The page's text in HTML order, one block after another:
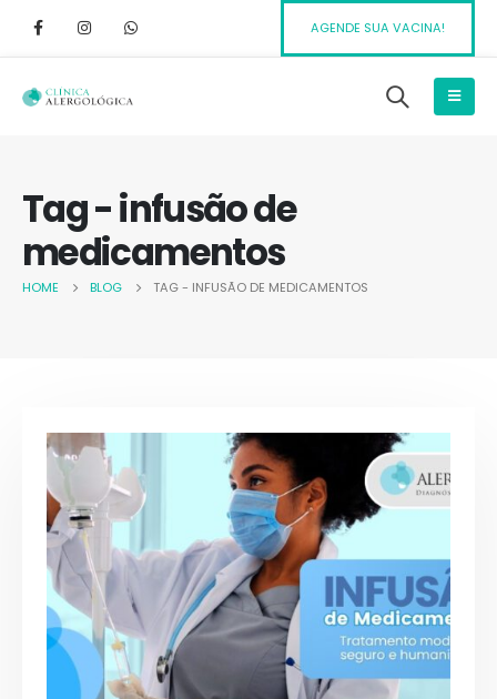
AGENDE SUA VACINA!
Tag - infusão de
medicamentos
HOME BLOG TAG - INFUSÃO DE MEDICAMENTOS